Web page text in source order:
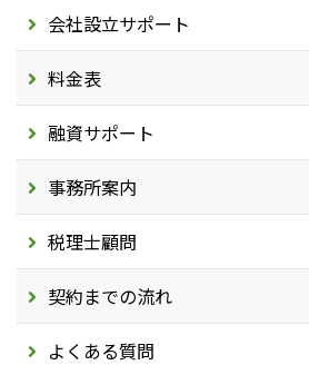
会社設立サポート
料金表
融資サポート
事務所案内
税理士顧問
契約までの流れ
よくある質問